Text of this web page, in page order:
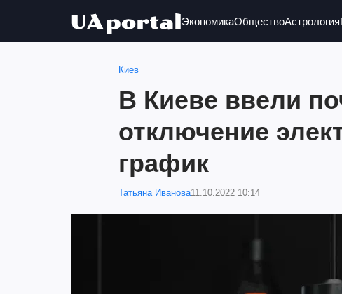
ЭкономикаОбществоАстрология
Киев
В Киеве ввели
отключение
график
Татьяна Иванова11.10.2022 10:14